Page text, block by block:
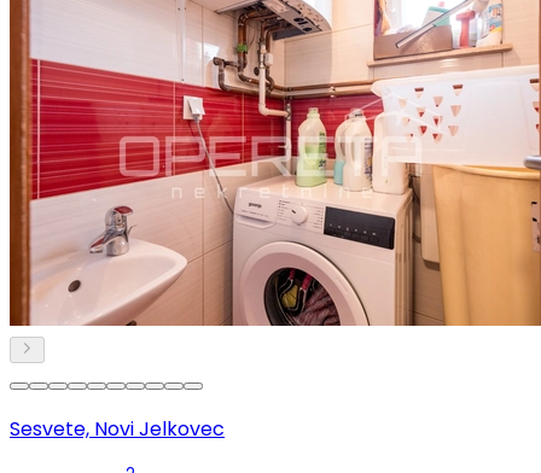
Sesvete, Novi Jelkovec